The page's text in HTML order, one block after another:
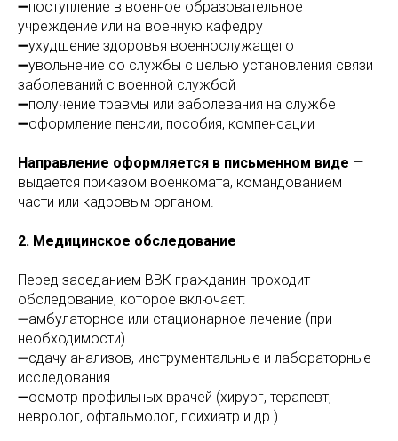
➖поступление в военное образовательное
учреждение или на военную кафедру
➖ухудшение здоровья военнослужащего
➖увольнение со службы с целью установления связи
заболеваний с военной службой
➖получение травмы или заболевания на службе
➖оформление пенсии, пособия, компенсации
Направление оформляется в письменном виде —
выдается приказом военкомата, командованием
части или кадровым органом.
2. Медицинское обследование
Перед заседанием ВВК гражданин проходит
обследование, которое включает:
➖амбулаторное или стационарное лечение (при
необходимости)
➖сдачу анализов, инструментальные и лабораторные
исследования
➖осмотр профильных врачей (хирург, терапевт,
невролог, офтальмолог, психиатр и др.)